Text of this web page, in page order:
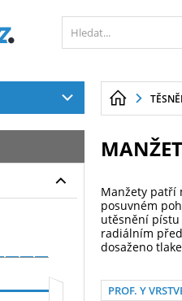
Manžety patří
posuvném
utěsnění pístu
radiálním
dosaženo
PROF. Y